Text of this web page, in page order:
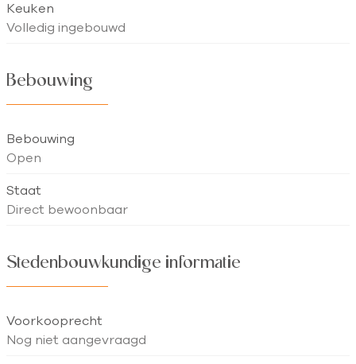
Keuken
Volledig ingebouwd
Bebouwing
Bebouwing
Open
Staat
Direct bewoonbaar
Stedenbouwkundige informatie
Voorkooprecht
Nog niet aangevraagd